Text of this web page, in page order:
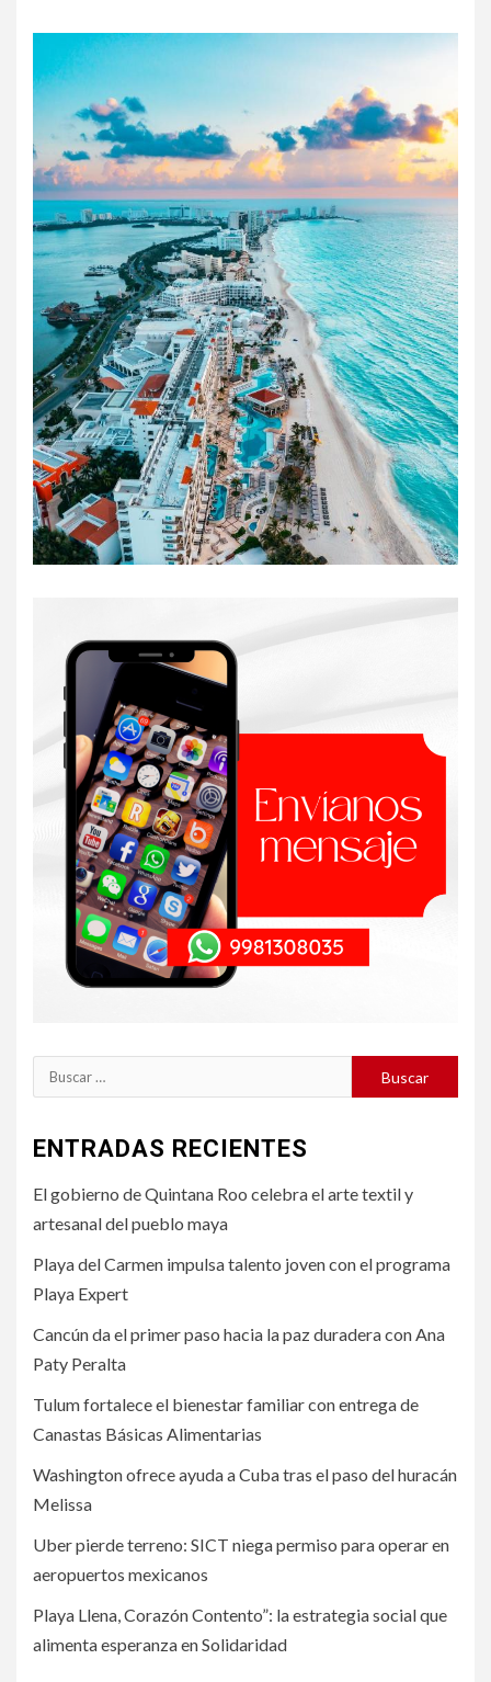
Buscar:
ENTRADAS RECIENTES
El gobierno de Quintana Roo celebra el arte textil y
artesanal del pueblo maya
Playa del Carmen impulsa talento joven con el programa
Playa Expert
Cancún da el primer paso hacia la paz duradera con Ana
Paty Peralta
Tulum fortalece el bienestar familiar con entrega de
Canastas Básicas Alimentarias
Washington ofrece ayuda a Cuba tras el paso del huracán
Melissa
Uber pierde terreno: SICT niega permiso para operar en
aeropuertos mexicanos
Playa Llena, Corazón Contento”: la estrategia social que
alimenta esperanza en Solidaridad